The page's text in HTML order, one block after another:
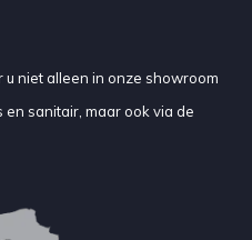
niet alleen in onze showroom
sanitair, maar ook via de